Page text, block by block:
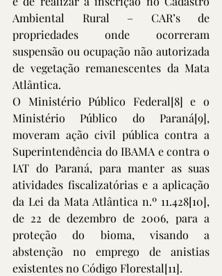
Ambiental Rural – CAR’s de
propriedades onde ocorreram
suspensão ou ocupação não autorizada
de vegetação remanescentes da Mata
Atlântica.
O Ministério Público Federal[8] e o
Ministério Público do Paraná[9],
moveram ação civil pública contra a
Superintendência do IBAMA e contra o
IAT do Paraná, para manter as suas
atividades fiscalizatórias e a aplicação
da Lei da Mata Atlântica n.º 11.428[10],
de 22 de dezembro de 2006, para a
proteção do bioma, visando a
abstenção no emprego de anistias
existentes no Código Florestal[11].